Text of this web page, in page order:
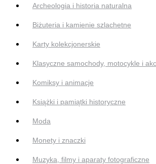
Archeologia i historia naturalna
Biżuteria i kamienie szlachetne
Karty kolekcjonerskie
Klasyczne samochody, motocykle i
Komiksy i animacje
Książki i pamiątki historyczne
Moda
Monety i znaczki
Muzyka, filmy i aparaty fotograficzne